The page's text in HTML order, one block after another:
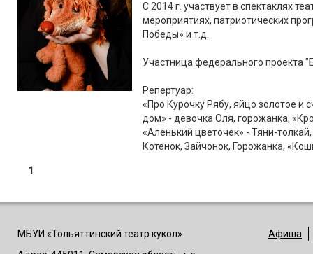
С 2014 г. участвует в спектаклях
мероприятиях, патриотических
Победы» и т.д.
Участница федерального проекта
Репертуар:
«Про Курочку Рябу, яйцо золотое и
дом» - девочка Оля, горожанка,
«Аленький цветочек» - Тяни-
Котенок, Зайчонок, Горожанка,
1
МБУИ «Тольяттинский театр кукол»
Афиша